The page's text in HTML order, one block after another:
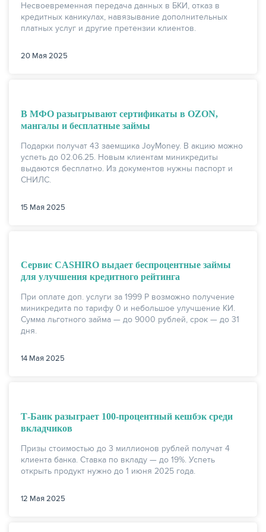
КАРТЫ
Несвоевременная передача данных в БКИ, отказ в
кредитных каникулах, навязывание дополнительных
платных услуг и другие претензии клиентов.
20 Мая 2025
В МФО разыгрывают сертификаты в OZON,
мангалы и бесплатные займы
Подарки получат 43 заемщика JoyMoney. В акцию можно
успеть до 02.06.25. Новым клиентам миникредиты
выдаются бесплатно. Из документов нужны паспорт и
СНИЛС.
15 Мая 2025
Сервис CASHIRO выдает беспроцентные займы
для улучшения кредитного рейтинга
При оплате доп. услуги за 1999 Р возможно получение
миникредита по тарифу 0 и небольшое улучшение КИ.
Сумма льготного займа — до 9000 рублей, срок — до 31
дня.
14 Мая 2025
Т-Банк разыграет 100-процентный кешбэк среди
вкладчиков
Призы стоимостью до 3 миллионов рублей получат 4
клиента банка. Ставка по вкладу — до 19%. Успеть
открыть продукт нужно до 1 июня 2025 года.
12 Мая 2025